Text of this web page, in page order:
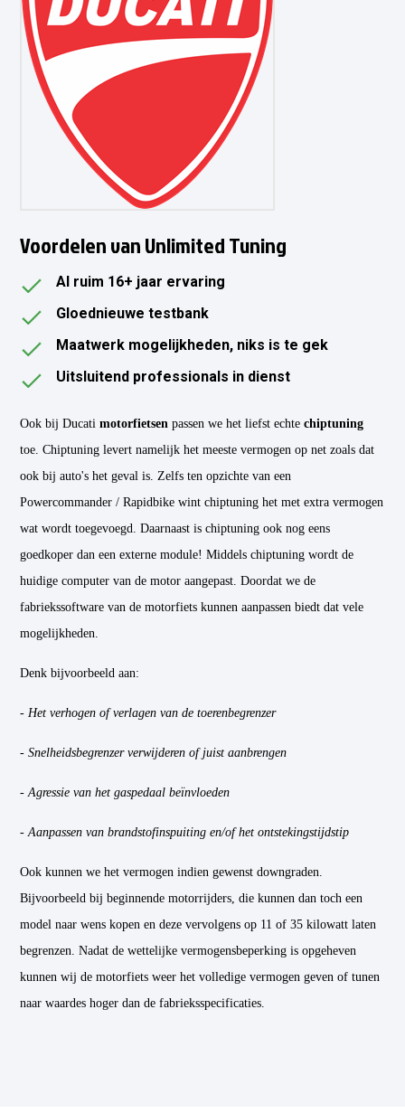
Voordelen van Unlimited Tuning
Al ruim 16+ jaar ervaring
Gloednieuwe testbank
Maatwerk mogelijkheden, niks is te gek
Uitsluitend professionals in dienst
Ook bij Ducatimotorfietsen passen we het liefst echtechiptuning
toe. Chiptuning levert namelijk het meeste vermogen op net zoals dat
ook bij auto's het geval is. Zelfs ten opzichte van een
Powercommander / Rapidbike wint chiptuning het met extra vermogen
wat wordt toegevoegd. Daarnaast is chiptuning ook nog eens
goedkoper dan een externe module! Middels chiptuning wordt de
huidige computer van de motor aangepast. Doordat we de
fabriekssoftware van de motorfiets kunnen aanpassen biedt dat vele
mogelijkheden.
Denk bijvoorbeeld aan:
- Het verhogen of verlagen van de toerenbegrenzer
- Snelheidsbegrenzer verwijderen of juist aanbrengen
- Agressie van het gaspedaal beïnvloeden
- Aanpassen van brandstofinspuiting en/of het ontstekingstijdstip
Ook kunnen we het vermogen indien gewenst downgraden.
Bijvoorbeeld bij beginnende motorrijders, die kunnen dan toch een
model naar wens kopen en deze vervolgens op 11 of 35 kilowatt laten
begrenzen. Nadat de wettelijke vermogensbeperking is opgeheven
kunnen wij de motorfiets weer het volledige vermogen geven of tunen
naar waardes hoger dan de fabrieksspecificaties.